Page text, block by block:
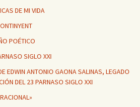
DE MI VIDA
POÉTICO
SIGLO XXI
EDWIN ANTONIO GAONA SALINAS, LEGADO
DEL 23 PARNASO SIGLO XXI